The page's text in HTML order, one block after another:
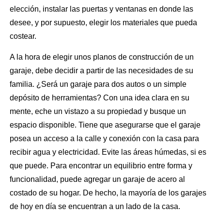
elección, instalar las puertas y ventanas en donde las
desee, y por supuesto, elegir los materiales que pueda
costear.
A la hora de elegir unos planos de construcción de un
garaje, debe decidir a partir de las necesidades de su
familia. ¿Será un garaje para dos autos o un simple
depósito de herramientas? Con una idea clara en su
mente, eche un vistazo a su propiedad y busque un
espacio disponible. Tiene que asegurarse que el garaje
posea un acceso a la calle y conexión con la casa para
recibir agua y electricidad. Evite las áreas húmedas, si es
que puede. Para encontrar un equilibrio entre forma y
funcionalidad, puede agregar un garaje de acero al
costado de su hogar. De hecho, la mayoría de los garajes
de hoy en día se encuentran a un lado de la casa.